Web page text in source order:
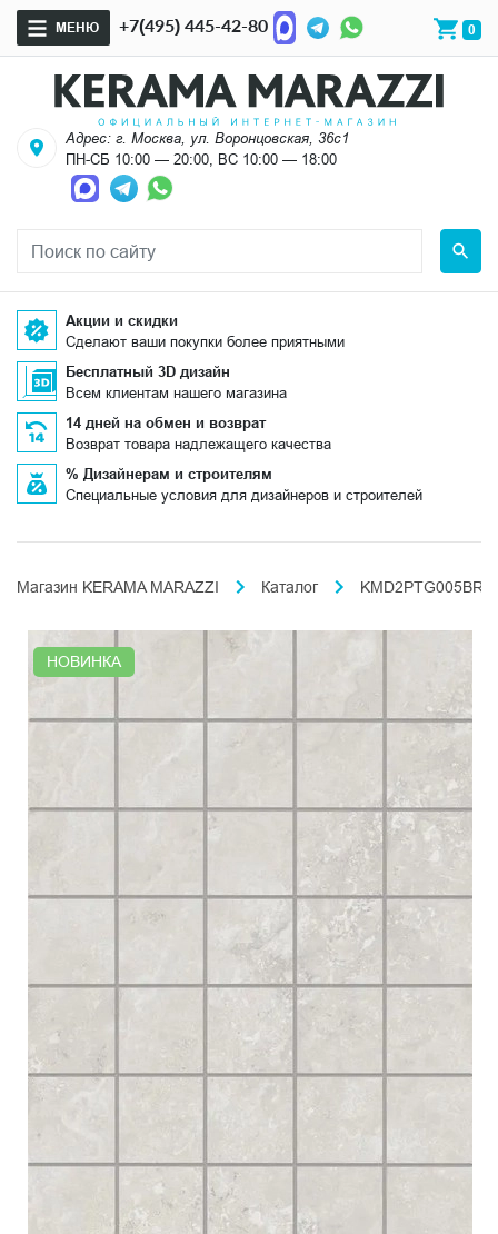
МЕНЮ +7(495) 445-42-80 0
Адрес: г. Москва, ул. Воронцовская, 36с1
ПН-СБ 10:00 — 20:00, ВС 10:00 — 18:00
Акции и скидки
Сделают ваши покупки более приятными
Бесплатный 3D дизайн
Всем клиентам нашего магазина
14 дней на обмен и возврат
Возврат товара надлежащего качества
% Дизайнерам и строителям
Специальные условия для дизайнеров и строителей
Магазин KERAMA MARAZZI Каталог KMD2PTG005BR
НОВИНКА